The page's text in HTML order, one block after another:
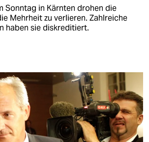
Sonntag in Kärnten drohen die
Mehrheit zu verlieren. Zahlreiche
haben sie diskreditiert.